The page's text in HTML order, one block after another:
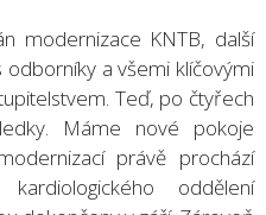
modernizace KNTB, další
a všemi klíčovými
Teď, po čtyřech
Máme nové pokoje
právě prochází
oddělení